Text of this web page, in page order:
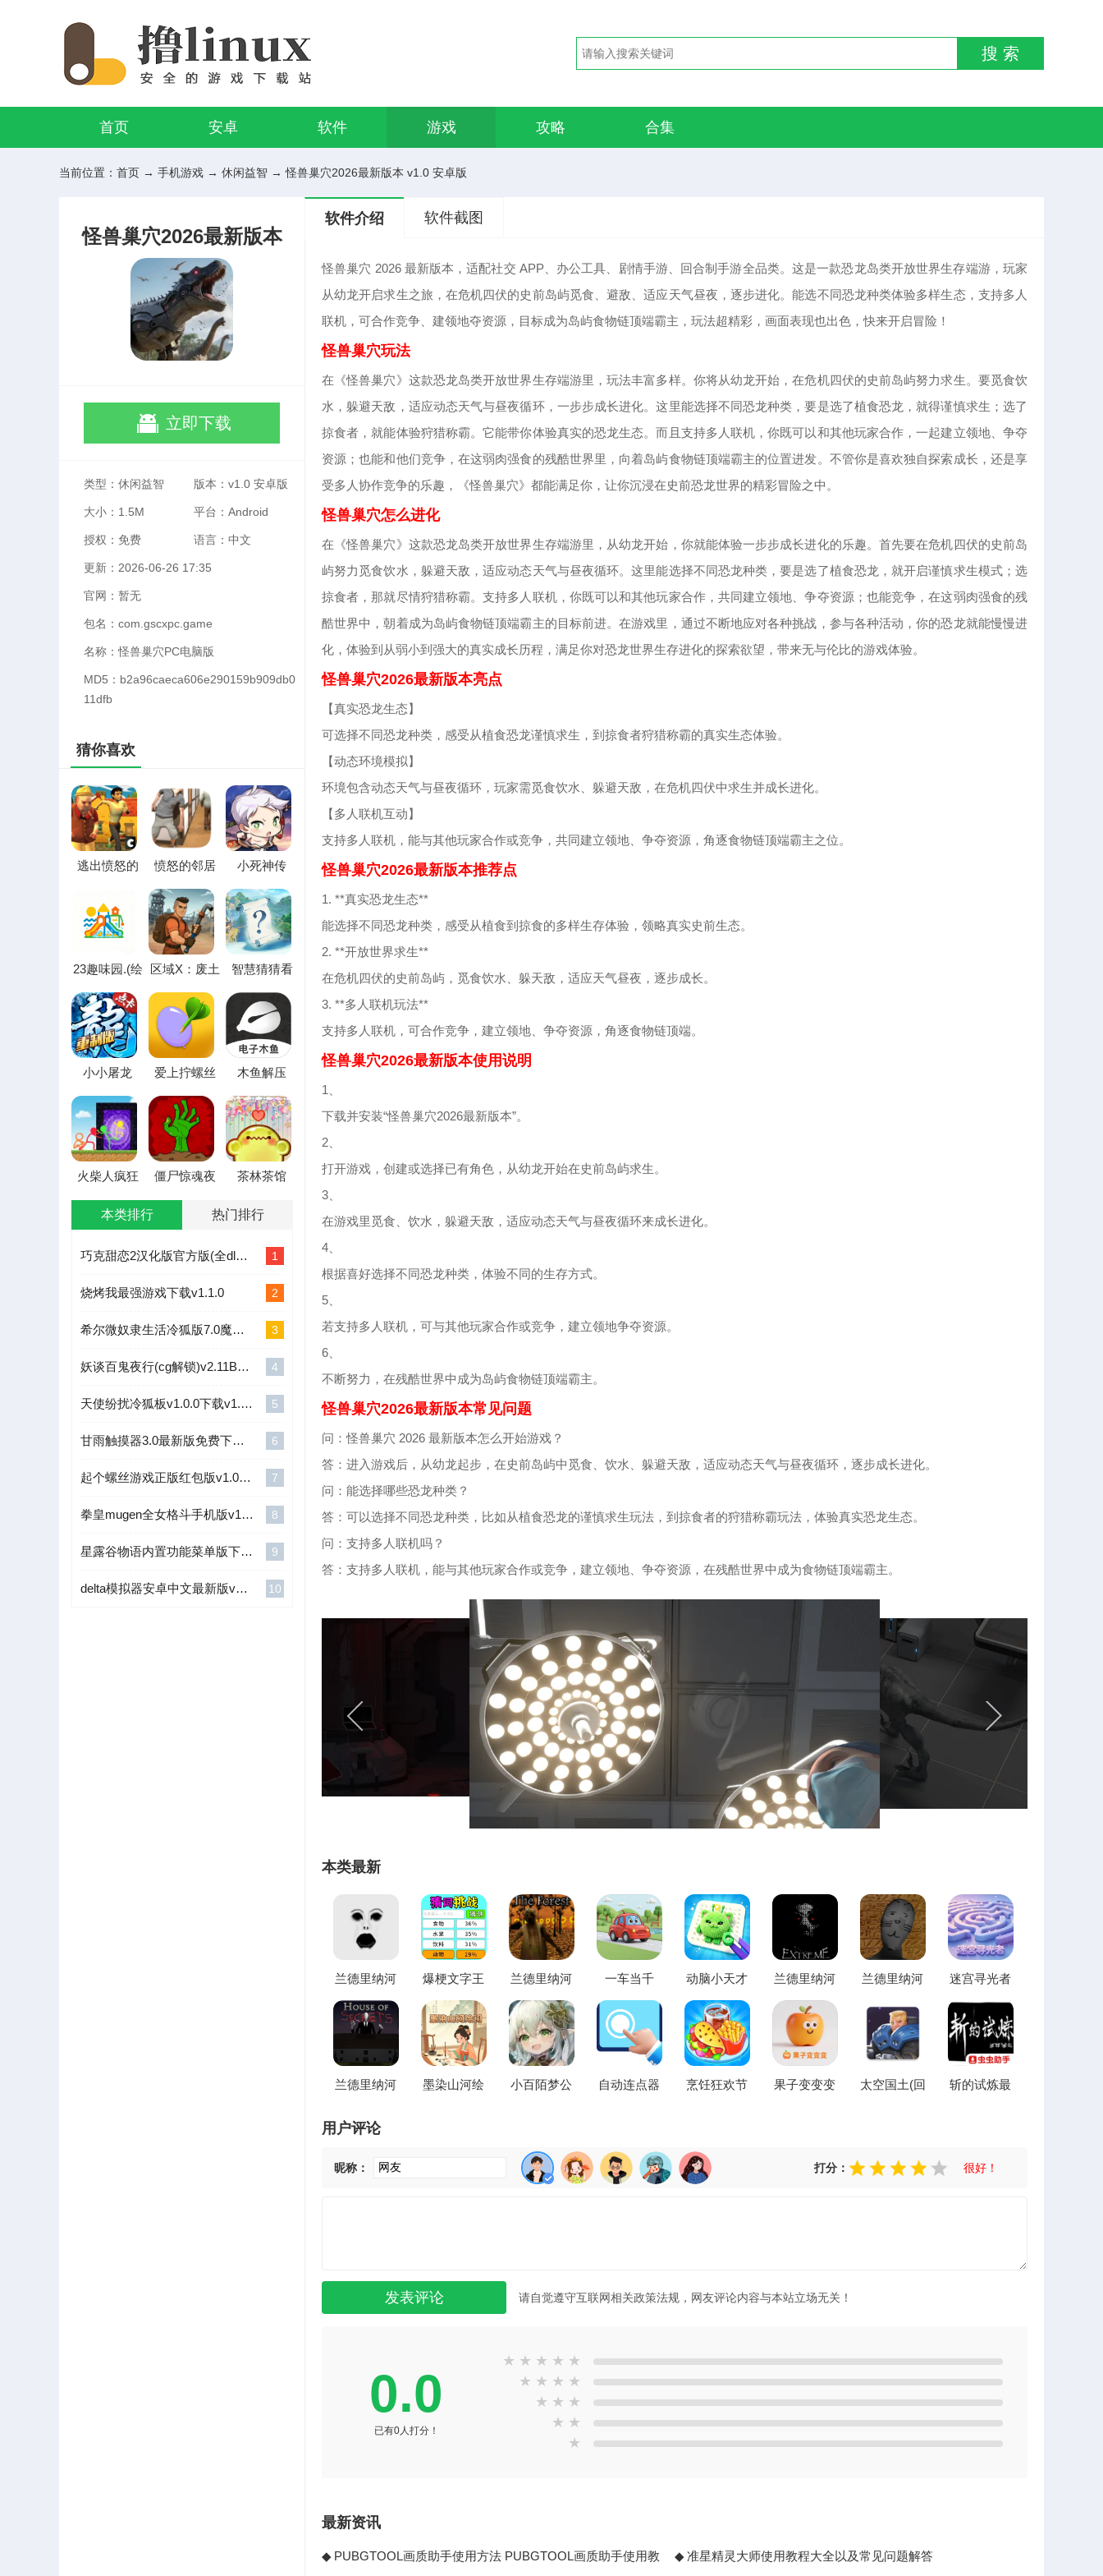
搜 索
首页 安卓 软件 游戏 攻略 合集
当前位置： 首页 → 手机游戏 → 休闲益智 → 怪兽巢穴2026最新版本 v1.0 安卓版
怪兽巢穴2026最新版本
立即下载
类型：休闲益智 版本：v1.0 安卓版
大小：1.5M 平台：Android
授权：免费 语言：中文
更新：2026-06-26 17:35
官网：暂无
包名：com.gscxpc.game
名称：怪兽巢穴PC电脑版
MD5：b2a96caeca606e290159b909db0
11dfb
猜你喜欢
逃出愤怒的
愤怒的邻居
机版
小死神传
助菜单(死神
养成游戏)
23趣味园.(绘
区域X：废土
单2026最新
版本
智慧猜猜看
戏)
小小屠龙
本
爱上拧螺丝
木鱼解压
本
火柴人疯狂
机版
僵尸惊魂夜
茶林茶馆
本
本类排行 热门排行
1
巧克甜恋2汉化版官方版(全dlc)v1.667.3下载v1.667.3
2
烧烤我最强游戏下载v1.1.0
3
希尔微奴隶生活冷狐版7.0魔改版手游v7.0下载v7.0
4
妖谈百鬼夜行(cg解锁)v2.11B下载v2.11B
5
天使纷扰冷狐板v1.0.0下载v1.0.0
6
甘雨触摸器3.0最新版免费下载v3.0
7
起个螺丝游戏正版红包版v1.0.0.3
8
拳皇mugen全女格斗手机版v1.5.7下载v1.5.7
9
星露谷物语内置功能菜单版下载v1.6.15.0
10
delta模拟器安卓中文最新版v1.6.5
软件介绍 软件截图
怪兽巢穴 2026 最新版本，适配社交 APP、办公工具、剧情手游、回合制手游全品类。这是一款恐龙岛类开放世界生存端游，玩家
从幼龙开启求生之旅，在危机四伏的史前岛屿觅食、避敌、适应天气昼夜，逐步进化。能选不同恐龙种类体验多样生态，支持多人
联机，可合作竞争、建领地夺资源，目标成为岛屿食物链顶端霸主，玩法超精彩，画面表现也出色，快来开启冒险！
怪兽巢穴玩法
在《怪兽巢穴》这款恐龙岛类开放世界生存端游里，玩法丰富多样。你将从幼龙开始，在危机四伏的史前岛屿努力求生。要觅食饮
水，躲避天敌，适应动态天气与昼夜循环，一步步成长进化。这里能选择不同恐龙种类，要是选了植食恐龙，就得谨慎求生；选了
掠食者，就能体验狩猎称霸。它能带你体验真实的恐龙生态。而且支持多人联机，你既可以和其他玩家合作，一起建立领地、争夺
资源；也能和他们竞争，在这弱肉强食的残酷世界里，向着岛屿食物链顶端霸主的位置进发。不管你是喜欢独自探索成长，还是享
受多人协作竞争的乐趣，《怪兽巢穴》都能满足你，让你沉浸在史前恐龙世界的精彩冒险之中。
怪兽巢穴怎么进化
在《怪兽巢穴》这款恐龙岛类开放世界生存端游里，从幼龙开始，你就能体验一步步成长进化的乐趣。首先要在危机四伏的史前岛
屿努力觅食饮水，躲避天敌，适应动态天气与昼夜循环。这里能选择不同恐龙种类，要是选了植食恐龙，就开启谨慎求生模式；选
掠食者，那就尽情狩猎称霸。支持多人联机，你既可以和其他玩家合作，共同建立领地、争夺资源；也能竞争，在这弱肉强食的残
酷世界中，朝着成为岛屿食物链顶端霸主的目标前进。在游戏里，通过不断地应对各种挑战，参与各种活动，你的恐龙就能慢慢进
化，体验到从弱小到强大的真实成长历程，满足你对恐龙世界生存进化的探索欲望，带来无与伦比的游戏体验。
怪兽巢穴2026最新版本亮点
【真实恐龙生态】
可选择不同恐龙种类，感受从植食恐龙谨慎求生，到掠食者狩猎称霸的真实生态体验。
【动态环境模拟】
环境包含动态天气与昼夜循环，玩家需觅食饮水、躲避天敌，在危机四伏中求生并成长进化。
【多人联机互动】
支持多人联机，能与其他玩家合作或竞争，共同建立领地、争夺资源，角逐食物链顶端霸主之位。
怪兽巢穴2026最新版本推荐点
1. **真实恐龙生态**
能选择不同恐龙种类，感受从植食到掠食的多样生存体验，领略真实史前生态。
2. **开放世界求生**
在危机四伏的史前岛屿，觅食饮水、躲天敌，适应天气昼夜，逐步成长。
3. **多人联机玩法**
支持多人联机，可合作竞争，建立领地、争夺资源，角逐食物链顶端。
怪兽巢穴2026最新版本使用说明
1、
下载并安装“怪兽巢穴2026最新版本”。
2、
打开游戏，创建或选择已有角色，从幼龙开始在史前岛屿求生。
3、
在游戏里觅食、饮水，躲避天敌，适应动态天气与昼夜循环来成长进化。
4、
根据喜好选择不同恐龙种类，体验不同的生存方式。
5、
若支持多人联机，可与其他玩家合作或竞争，建立领地争夺资源。
6、
不断努力，在残酷世界中成为岛屿食物链顶端霸主。
怪兽巢穴2026最新版本常见问题
问：怪兽巢穴 2026 最新版本怎么开始游戏？
答：进入游戏后，从幼龙起步，在史前岛屿中觅食、饮水、躲避天敌，适应动态天气与昼夜循环，逐步成长进化。
问：能选择哪些恐龙种类？
答：可以选择不同恐龙种类，比如从植食恐龙的谨慎求生玩法，到掠食者的狩猎称霸玩法，体验真实恐龙生态。
问：支持多人联机吗？
答：支持多人联机，能与其他玩家合作或竞争，建立领地、争夺资源，在残酷世界中成为食物链顶端霸主。
本类最新
兰德里纳河
汉化(恐怖逃
生解谜游戏)
爆梗文字王
戏)
兰德里纳河
险游戏)
一车当千
新版本
动脑小天才
游戏)
兰德里纳河
官方最新版
本
兰德里纳河
模组(恐怖逃
脱游戏)
迷宫寻光者
本
兰德里纳河
新手机版
墨染山河绘
小百陌梦公
自动连点器
烹饪狂欢节
果子变变变
太空国土(回
斩的试炼最
用户评论
昵称： 打分： 很好！
请自觉遵守互联网相关政策法规，网友评论内容与本站立场无关！
0.0
已有0人打分！
★ ★ ★ ★ ★
★ ★ ★ ★
★ ★ ★
★ ★
★
最新资讯
PUBGTOOL画质助手使用方法 PUBGTOOL画质助手使用教 准星精灵大师使用教程大全以及常见问题解答